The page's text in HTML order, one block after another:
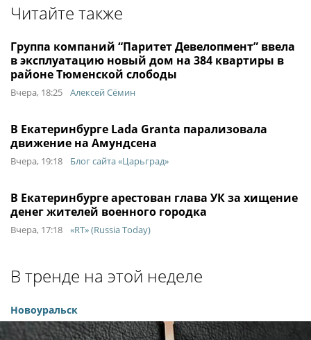
Читайте также
Группа компаний “Паритет Девелопмент” ввела
в эксплуатацию новый дом на 384 квартиры в
районе Тюменской слободы
Вчера, 18:25 Алексей Сёмин
В Екатеринбурге Lada Granta парализовала
движение на Амундсена
Вчера, 19:18 Блог сайта «Царьград»
В Екатеринбурге арестован глава УК за хищение
денег жителей военного городка
Вчера, 17:18 «RT» (Russia Today)
В тренде на этой неделе
Новоуральск